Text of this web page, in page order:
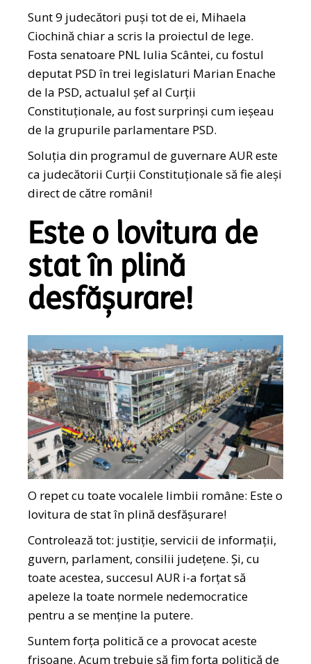
Sunt 9 judecători puși tot de ei, Mihaela
Ciochină chiar a scris la proiectul de lege.
Fosta senatoare PNL Iulia Scântei, cu fostul
deputat PSD în trei legislaturi Marian Enache
de la PSD, actualul șef al Curții
Constituționale, au fost surprinși cum ieșeau
de la grupurile parlamentare PSD.
Soluția din programul de guvernare AUR este
ca judecătorii Curții Constituționale să fie aleși
direct de către români!
Este o lovitura de
stat în plină
desfășurare!
O repet cu toate vocalele limbii române: Este o
lovitura de stat în plină desfășurare!
Controlează tot: justiție, servicii de informații,
guvern, parlament, consilii județene. Și, cu
toate acestea, succesul AUR i-a forțat să
apeleze la toate normele nedemocratice
pentru a se menține la putere.
Suntem forța politică ce a provocat aceste
frisoane. Acum trebuie să fim forța politică de